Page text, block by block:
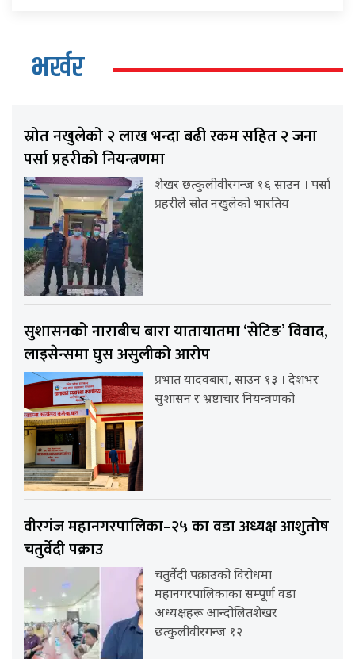
भर्खर
स्रोत नखुलेको २ लाख भन्दा बढी रकम सहित २ जना
पर्सा प्रहरीको नियन्त्रणमा
शेखर छत्कुलीवीरगन्ज १६ साउन । पर्सा
प्रहरीले स्रोत नखुलेको भारतिय
सुशासनको नाराबीच बारा यातायातमा ‘सेटिङ’ विवाद,
लाइसेन्समा घुस असुलीको आरोप
प्रभात यादवबारा, साउन १३ । देशभर
सुशासन र भ्रष्टाचार नियन्त्रणको
वीरगंज महानगरपालिका–२५ का वडा अध्यक्ष आशुतोष
चतुर्वेदी पक्राउ
चतुर्वेदी पक्राउको विरोधमा
महानगरपालिकाका सम्पूर्ण वडा
अध्यक्षहरू आन्दोलितशेखर
छत्कुलीवीरगन्ज १२